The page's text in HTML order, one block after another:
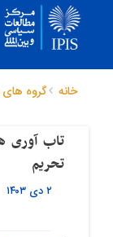
خانه گروه های
تاب آوری
تحریم
۲ دی ۱۴۰۳